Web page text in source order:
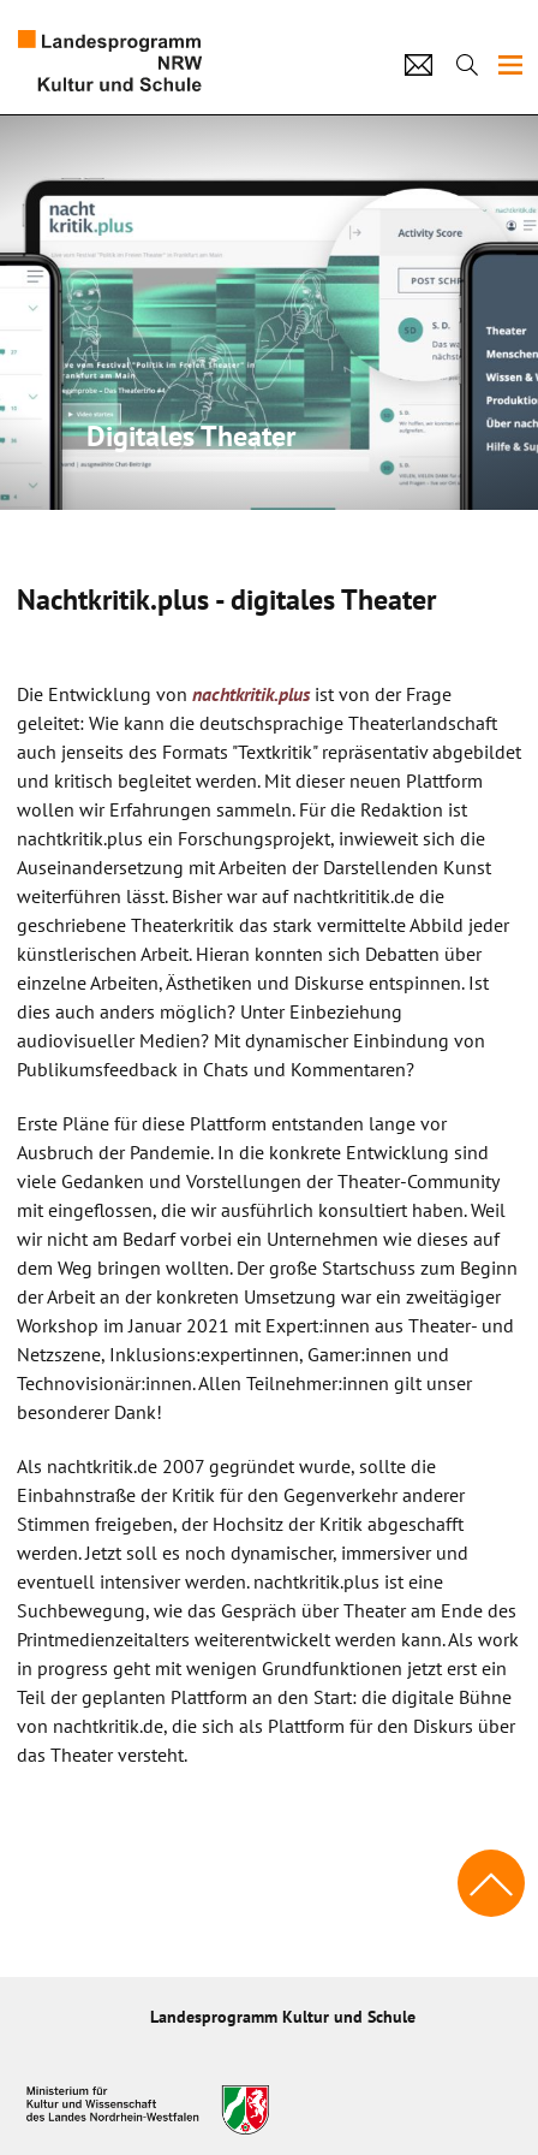
Künstlerpool
Schulen
Kultur und Schule
home Impressum Datenschutz Kontakt
Digitales Theater
Nachtkritik.plus - digitales Theater
Die Entwicklung von nachtkritik.plusist von der Frage
geleitet: Wie kann die deutschsprachige Theaterlandschaft
auch jenseits des Formats "Textkritik" repräsentativ abgebildet
und kritisch begleitet werden. Mit dieser neuen Plattform
wollen wir Erfahrungen sammeln. Für die Redaktion ist
nachtkritik.plus ein Forschungsprojekt, inwieweit sich die
Auseinandersetzung mit Arbeiten der Darstellenden Kunst
weiterführen lässt. Bisher war auf nachtkrititik.de die
geschriebene Theaterkritik das stark vermittelte Abbild jeder
künstlerischen Arbeit. Hieran konnten sich Debatten über
einzelne Arbeiten, Ästhetiken und Diskurse entspinnen. Ist
dies auch anders möglich? Unter Einbeziehung
audiovisueller Medien? Mit dynamischer Einbindung von
Publikumsfeedback in Chats und Kommentaren?
Erste Pläne für diese Plattform entstanden lange vor
Ausbruch der Pandemie. In die konkrete Entwicklung sind
viele Gedanken und Vorstellungen der Theater-Community
mit eingeflossen, die wir ausführlich konsultiert haben. Weil
wir nicht am Bedarf vorbei ein Unternehmen wie dieses auf
dem Weg bringen wollten. Der große Startschuss zum Beginn
der Arbeit an der konkreten Umsetzung war ein zweitägiger
Workshop im Januar 2021 mit Expert:innen aus Theater- und
Netzszene, Inklusions:expertinnen, Gamer:innen und
Technovisionär:innen. Allen Teilnehmer:innen gilt unser
besonderer Dank!
Als nachtkritik.de 2007 gegründet wurde, sollte die
Einbahnstraße der Kritik für den Gegenverkehr anderer
Stimmen freigeben, der Hochsitz der Kritik abgeschafft
werden. Jetzt soll es noch dynamischer, immersiver und
eventuell intensiver werden. nachtkritik.plus ist eine
Suchbewegung, wie das Gespräch über Theater am Ende des
Printmedienzeitalters weiterentwickelt werden kann. Als work
in progress geht mit wenigen Grundfunktionen jetzt erst ein
Teil der geplanten Plattform an den Start: die digitale Bühne
von nachtkritik.de, die sich als Plattform für den Diskurs über
das Theater versteht.
Landesprogramm Kultur und Schule